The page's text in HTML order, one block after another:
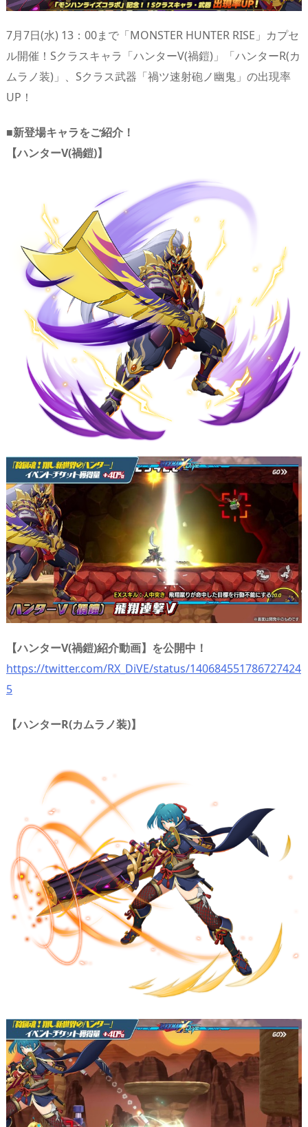
7月7日(水) 13：00まで「MONSTER HUNTER RISE」カプセ
ル開催！Sクラスキャラ「ハンターV(禍鎧)」「ハンターR(カ
ムラノ装)」、Sクラス武器「禍ツ速射砲ノ幽鬼」の出現率
UP！
■新登場キャラをご紹介！
【ハンターV(禍鎧)】
【ハンターV(禍鎧)紹介動画】を公開中！
https://twitter.com/RX_DiVE/status/140684551786727424
5
【ハンターR(カムラノ装)】